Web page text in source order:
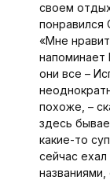
своем
понравился
«Мне
напоминает
они все –
похоже, –
здесь
какие-то
сейчас